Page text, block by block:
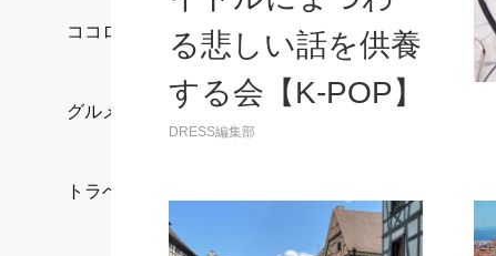
ココロ/カラダ
グルメ
トラベル
る悲しい話を供養
する会【K-POP】
DRESS編集部